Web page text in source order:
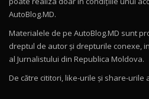
11
Noul Volvo ES90 /
12
Noul MG HS / Test
16:48
AutoBlog.MD.
Materialele de pe AutoBlog.MD sunt
dreptul de autor și drepturile conexe,
al Jurnalistului din Republica Moldova.
De către cititori, like-urile şi share-urile